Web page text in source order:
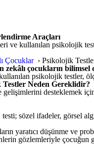
Araçları
ve kullanılan psikolojik
Çocuklar › Psikolojik
çocukların bilimsel
kullanılan psikolojik
Neden Gereklidir?
desteklemek
sözel ifadeler, görsel
yaratıcı düşünme ve
gözlemleriyle çocuğun